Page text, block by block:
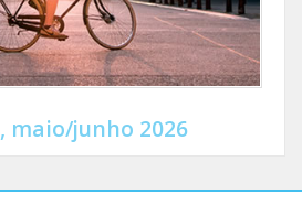
maio/junho 2026